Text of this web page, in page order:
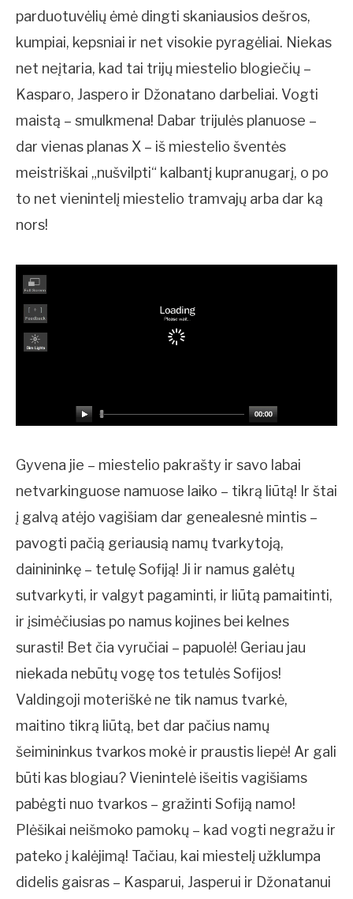
parduotuvėlių ėmė dingti skaniausios dešros,
kumpiai, kepsniai ir net visokie pyragėliai. Niekas
net neįtaria, kad tai trijų miestelio blogiečių –
Kasparo, Jaspero ir Džonatano darbeliai. Vogti
maistą – smulkmena! Dabar trijulės planuose –
dar vienas planas X – iš miestelio šventės
meistriškai „nušvilpti“ kalbantį kupranugarį, o po
to net vienintelį miestelio tramvajų arba dar ką
nors!
Gyvena jie – miestelio pakrašty ir savo labai
netvarkinguose namuose laiko – tikrą liūtą! Ir štai
į galvą atėjo vagišiam dar genealesnė mintis –
pavogti pačią geriausią namų tvarkytoją,
dainininkę – tetulę Sofiją! Ji ir namus galėtų
sutvarkyti, ir valgyt pagaminti, ir liūtą pamaitinti,
ir įsimėčiusias po namus kojines bei kelnes
surasti! Bet čia vyručiai – papuolė! Geriau jau
niekada nebūtų vogę tos tetulės Sofijos!
Valdingoji moteriškė ne tik namus tvarkė,
maitino tikrą liūtą, bet dar pačius namų
šeimininkus tvarkos mokė ir praustis liepė! Ar gali
būti kas blogiau? Vienintelė išeitis vagišiams
pabėgti nuo tvarkos – gražinti Sofiją namo!
Plėšikai neišmoko pamokų – kad vogti negražu ir
pateko į kalėjimą! Tačiau, kai miestelį užklumpa
didelis gaisras – Kasparui, Jasperui ir Džonatanui